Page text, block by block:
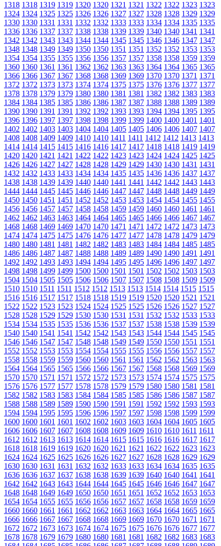
1318 1318 1319 1319 1320 1320 1321 1321 1322 1322 1323 1323
1324 1324 1325 1325 1326 1326 1327 1327 1328 1328 1329 1329
1330 1330 1331 1331 1332 1332 1333 1333 1334 1334 1335 1335
1336 1336 1337 1337 1338 1338 1339 1339 1340 1340 1341 1341
1342 1342 1343 1343 1344 1344 1345 1345 1346 1346 1347 1347
1348 1348 1349 1349 1350 1350 1351 1351 1352 1352 1353 1353
1354 1354 1355 1355 1356 1356 1357 1357 1358 1358 1359 1359
1360 1360 1361 1361 1362 1362 1363 1363 1364 1364 1365 1365
1366 1366 1367 1367 1368 1368 1369 1369 1370 1370 1371 1371
1372 1372 1373 1373 1374 1374 1375 1375 1376 1376 1377 1377
1378 1378 1379 1379 1380 1380 1381 1381 1382 1382 1383 1383
1384 1384 1385 1385 1386 1386 1387 1387 1388 1388 1389 1389
1390 1390 1391 1391 1392 1392 1393 1393 1394 1394 1395 1395
1396 1396 1397 1397 1398 1398 1399 1399 1400 1400 1401 1401
1402 1402 1403 1403 1404 1404 1405 1405 1406 1406 1407 1407
1408 1408 1409 1409 1410 1410 1411 1411 1412 1412 1413 1413
1414 1414 1415 1415 1416 1416 1417 1417 1418 1418 1419 1419
1420 1420 1421 1421 1422 1422 1423 1423 1424 1424 1425 1425
1426 1426 1427 1427 1428 1428 1429 1429 1430 1430 1431 1431
1432 1432 1433 1433 1434 1434 1435 1435 1436 1436 1437 1437
1438 1438 1439 1439 1440 1440 1441 1441 1442 1442 1443 1443
1444 1444 1445 1445 1446 1446 1447 1447 1448 1448 1449 1449
1450 1450 1451 1451 1452 1452 1453 1453 1454 1454 1455 1455
1456 1456 1457 1457 1458 1458 1459 1459 1460 1460 1461 1461
1462 1462 1463 1463 1464 1464 1465 1465 1466 1466 1467 1467
1468 1468 1469 1469 1470 1470 1471 1471 1472 1472 1473 1473
1474 1474 1475 1475 1476 1476 1477 1477 1478 1478 1479 1479
1480 1480 1481 1481 1482 1482 1483 1483 1484 1484 1485 1485
1486 1486 1487 1487 1488 1488 1489 1489 1490 1490 1491 1491
1492 1492 1493 1493 1494 1494 1495 1495 1496 1496 1497 1497
1498 1498 1499 1499 1500 1500 1501 1501 1502 1502 1503 1503
1504 1504 1505 1505 1506 1506 1507 1507 1508 1508 1509 1509
1510 1510 1511 1511 1512 1512 1513 1513 1514 1514 1515 1515
1516 1516 1517 1517 1518 1518 1519 1519 1520 1520 1521 1521
1522 1522 1523 1523 1524 1524 1525 1525 1526 1526 1527 1527
1528 1528 1529 1529 1530 1530 1531 1531 1532 1532 1533 1533
1534 1534 1535 1535 1536 1536 1537 1537 1538 1538 1539 1539
1540 1540 1541 1541 1542 1542 1543 1543 1544 1544 1545 1545
1546 1546 1547 1547 1548 1548 1549 1549 1550 1550 1551 1551
1552 1552 1553 1553 1554 1554 1555 1555 1556 1556 1557 1557
1558 1558 1559 1559 1560 1560 1561 1561 1562 1562 1563 1563
1564 1564 1565 1565 1566 1566 1567 1567 1568 1568 1569 1569
1570 1570 1571 1571 1572 1572 1573 1573 1574 1574 1575 1575
1576 1576 1577 1577 1578 1578 1579 1579 1580 1580 1581 1581
1582 1582 1583 1583 1584 1584 1585 1585 1586 1586 1587 1587
1588 1588 1589 1589 1590 1590 1591 1591 1592 1592 1593 1593
1594 1594 1595 1595 1596 1596 1597 1597 1598 1598 1599 1599
1600 1600 1601 1601 1602 1602 1603 1603 1604 1604 1605 1605
1606 1606 1607 1607 1608 1608 1609 1609 1610 1610 1611 1611
1612 1612 1613 1613 1614 1614 1615 1615 1616 1616 1617 1617
1618 1618 1619 1619 1620 1620 1621 1621 1622 1622 1623 1623
1624 1624 1625 1625 1626 1626 1627 1627 1628 1628 1629 1629
1630 1630 1631 1631 1632 1632 1633 1633 1634 1634 1635 1635
1636 1636 1637 1637 1638 1638 1639 1639 1640 1640 1641 1641
1642 1642 1643 1643 1644 1644 1645 1645 1646 1646 1647 1647
1648 1648 1649 1649 1650 1650 1651 1651 1652 1652 1653 1653
1654 1654 1655 1655 1656 1656 1657 1657 1658 1658 1659 1659
1660 1660 1661 1661 1662 1662 1663 1663 1664 1664 1665 1665
1666 1666 1667 1667 1668 1668 1669 1669 1670 1670 1671 1671
1672 1672 1673 1673 1674 1674 1675 1675 1676 1676 1677 1677
1678 1678 1679 1679 1680 1680 1681 1681 1682 1682 1683 1683